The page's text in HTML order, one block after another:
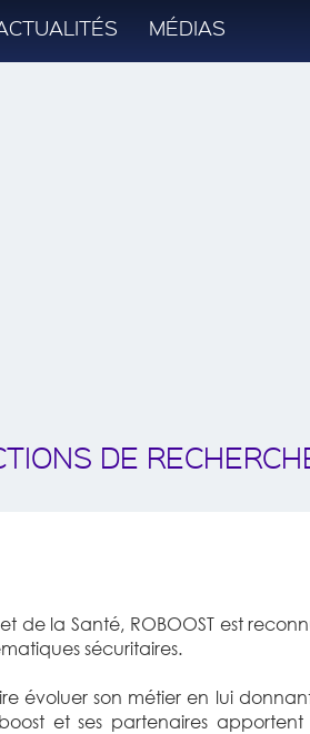
MÉDIAS
DE
de la Santé, ROBOOST est
sécuritaires.
évoluer son métier en lui
et ses partenaires apportent